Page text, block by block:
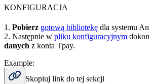
KONFIGURACJA
1. Pobierz gotową bibliotekę dla systemu
2. Następnie w pliku konfiguracyjnym
danych z konta Tpay.
Example:
Skopiuj link do tej sekcji